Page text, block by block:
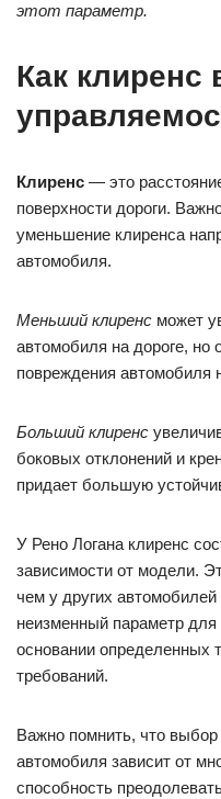
этот параметр.
Как клиренс
Клиренс — это
поверхности дороги.
уменьшение клиренса
автомобиля.
Меньший клиренс может
автомобиля на дороге,
повреждения автомобиля
Больший клиренс
боковых отклонений и
придает большую
У Рено Логана клиренс
зависимости от модели.
чем у других
неизменный параметр
основании определенных
требований.
Важно помнить, что
автомобиля зависит от
способность